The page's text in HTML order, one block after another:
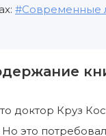
Современные
доктор Круз
Но это